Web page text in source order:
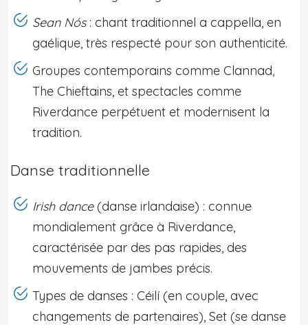
Sean Nós: chant traditionnel a cappella, en
gaélique, très respecté pour son authenticité.
Groupes contemporains comme Clannad,
The Chieftains, et spectacles comme
Riverdance perpétuent et modernisent la
tradition.
Danse traditionnelle
Irish dance(danse irlandaise) : connue
mondialement grâce à Riverdance,
caractérisée par des pas rapides, des
mouvements de jambes précis.
Types de danses : Céilí (en couple, avec
changements de partenaires), Set (se danse